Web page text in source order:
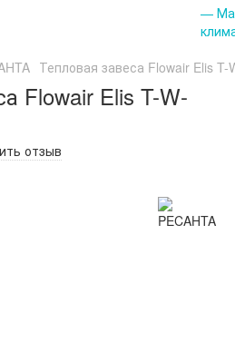
Тепловая завеса Flowair Elis T-
Flowair Elis T-W-
отзыв